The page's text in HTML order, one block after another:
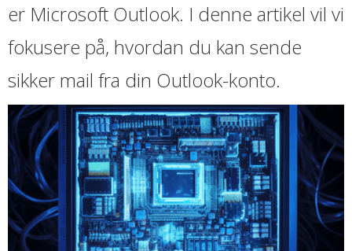
er Microsoft Outlook. I denne artikel vil vi
fokusere på, hvordan du kan sende
sikker mail fra din Outlook-konto.